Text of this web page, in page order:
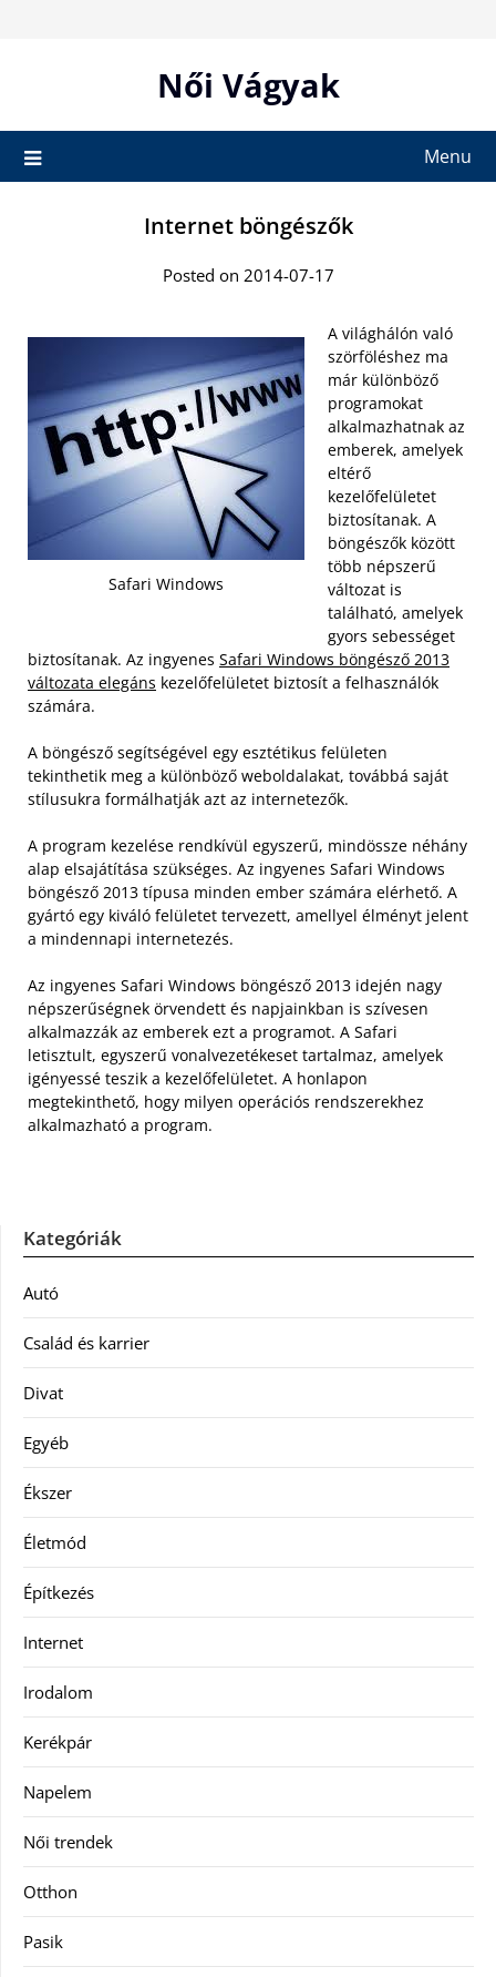
Női Vágyak
Menu
Internet böngészők
Posted on 2014-07-17
Safari Windows
A világhálón való
szörföléshez ma
már különböző
programokat
alkalmazhatnak az
emberek, amelyek
eltérő
kezelőfelületet
biztosítanak. A
böngészők között
több népszerű
változat is
található, amelyek
gyors sebességet
biztosítanak. Az ingyenes Safari Windows böngésző 2013
változata elegáns kezelőfelületet biztosít a felhasználók
számára.
A böngésző segítségével egy esztétikus felületen
tekinthetik meg a különböző weboldalakat, továbbá saját
stílusukra formálhatják azt az internetezők.
A program kezelése rendkívül egyszerű, mindössze néhány
alap elsajátítása szükséges. Az ingyenes Safari Windows
böngésző 2013 típusa minden ember számára elérhető. A
gyártó egy kiváló felületet tervezett, amellyel élményt jelent
a mindennapi internetezés.
Az ingyenes Safari Windows böngésző 2013 idején nagy
népszerűségnek örvendett és napjainkban is szívesen
alkalmazzák az emberek ezt a programot. A Safari
letisztult, egyszerű vonalvezetékeset tartalmaz, amelyek
igényessé teszik a kezelőfelületet. A honlapon
megtekinthető, hogy milyen operációs rendszerekhez
alkalmazható a program.
Kategóriák
Autó
Család és karrier
Divat
Egyéb
Ékszer
Életmód
Építkezés
Internet
Irodalom
Kerékpár
Napelem
Női trendek
Otthon
Pasik